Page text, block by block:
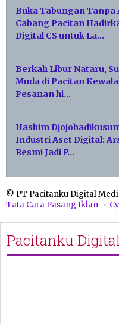
Buka Tabungan Tanpa
Cabang Pacitan
Digital CS untuk La…
Berkah Libur Nataru,
Muda di Pacitan
Pesanan hi…
Hashim
Industri Aset Digital:
Resmi Jadi P…
© PT Pacitanku Digital
Tata Cara Pasang Iklan
Pacitanku